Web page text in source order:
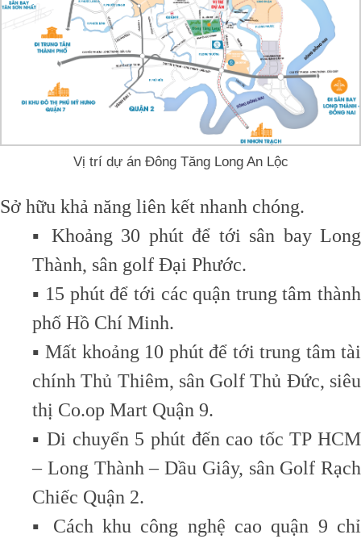
Vị trí dự án Đông Tăng Long An Lộc
Sở hữu khả năng liên kết nhanh chóng.
▪️ Khoảng 30 phút để tới sân bay Long
Thành, sân golf Đại Phước.
▪️ 15 phút để tới các quận trung tâm thành
phố Hồ Chí Minh.
▪️ Mất khoảng 10 phút để tới trung tâm tài
chính Thủ Thiêm, sân Golf Thủ Đức, siêu
thị Co.op Mart Quận 9.
▪️ Di chuyển 5 phút đến cao tốc TP HCM
– Long Thành – Dầu Giây, sân Golf Rạch
Chiếc Quận 2.
▪️ Cách khu công nghệ cao quận 9 chỉ